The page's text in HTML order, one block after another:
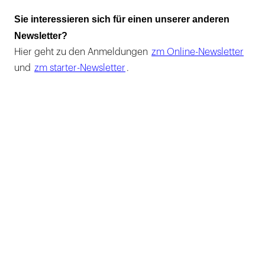
Sie interessieren sich für einen unserer anderen
Newsletter?
Hier geht zu den Anmeldungen zm Online-Newsletter
und zm starter-Newsletter .